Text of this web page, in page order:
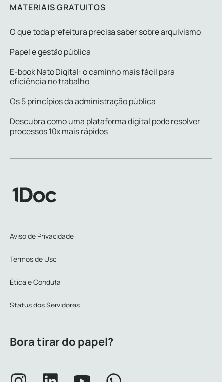
MATERIAIS GRATUITOS
O que toda prefeitura precisa saber sobre arquivismo
Papel e gestão pública
E-book Nato Digital: o caminho mais fácil para
eficiência no trabalho
Os 5 princípios da administração pública
Descubra como uma plataforma digital pode resolver
processos 10x mais rápidos
Aviso de Privacidade
Termos de Uso
Ética e Conduta
Status dos Servidores
Bora tirar do papel?